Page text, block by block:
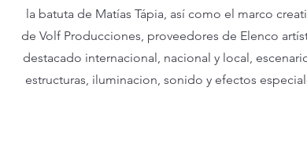
la batuta de Matías Tápia, así como el marco
de Volf Producciones, proveedores de Elenco
destacado internacional, nacional y local,
estructuras, iluminacion, sonido y efectos